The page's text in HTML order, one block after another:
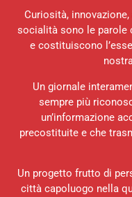
Curiosità,
socialità sono le parole
e costituiscono
Un giornale
sempre più
un’informazione
precostituite e che
Un progetto frutto di
città capoluogo nella